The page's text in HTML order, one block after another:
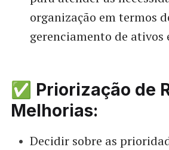
organização em termos
gerenciamento de ativos
✅ Priorização de
Melhorias:
Decidir sobre as